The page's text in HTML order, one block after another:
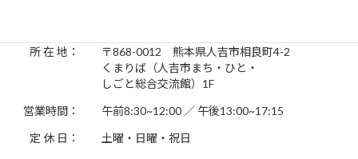
所 在 地：
〒868-0012 熊本県人吉市相良町4-2
くまりば（人吉市まち・ひと・
しごと総合交流館）1F
営業時間：
午前8:30~12:00 ／ 午後13:00~17:15
定 休 日：
土曜・日曜・祝日